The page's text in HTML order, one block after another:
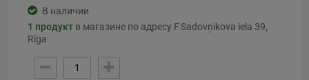
В наличии
1 продукт в магазине по адресу F.Sadovņikova iela 39,
Rīga